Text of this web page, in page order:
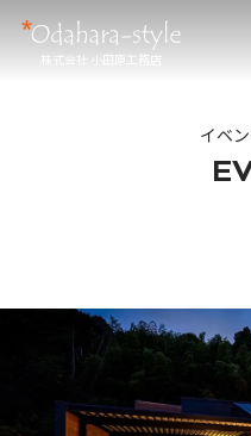
株式会社 小田原工務店
イベ